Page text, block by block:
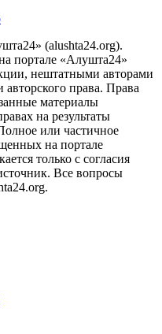
(alushta24.org).
портале «Алушта24»
нештатными авторами
права. Права
материалы
на результаты
или частичное
на портале
только с согласия
Все вопросы